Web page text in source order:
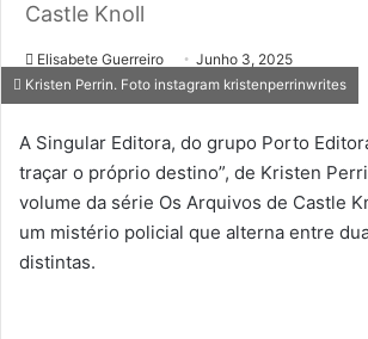
Castle Knoll
Elisabete Guerreiro Junho 3, 2025
Kristen Perrin. Foto instagram kristenperrinwrites
A Singular Editora, do grupo Porto
traçar o próprio destino”, de Kristen
volume da série Os Arquivos de Castle
um mistério policial que alterna entre
distintas.